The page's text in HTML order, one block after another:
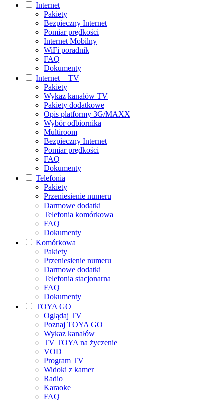
Internet
Pakiety
Bezpieczny Internet
Pomiar prędkości
Internet Mobilny
WiFi poradnik
FAQ
Dokumenty
Internet + TV
Pakiety
Wykaz kanałów TV
Pakiety dodatkowe
Opis platformy 3G/MAXX
Wybór odbiornika
Multiroom
Bezpieczny Internet
Pomiar prędkości
FAQ
Dokumenty
Telefonia
Pakiety
Przeniesienie numeru
Darmowe dodatki
Telefonia komórkowa
FAQ
Dokumenty
Komórkowa
Pakiety
Przeniesienie numeru
Darmowe dodatki
Telefonia stacjonarna
FAQ
Dokumenty
TOYA GO
Oglądaj TV
Poznaj TOYA GO
Wykaz kanałów
TV TOYA na życzenie
VOD
Program TV
Widoki z kamer
Radio
Karaoke
FAQ